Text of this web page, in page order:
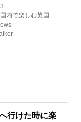
国内で楽しむ英国
行けた時に楽